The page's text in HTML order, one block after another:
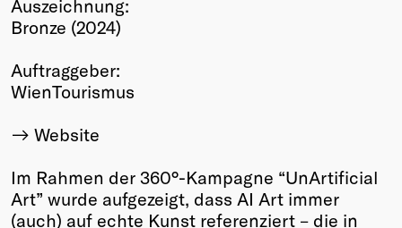
Winners
Past
Annual
Auszeichnung:
Bronze (2024)
Auftraggeber:
WienTourismus
Website
Im Rahmen der 360°-Kampagne “UnArtificial
Art” wurde aufgezeigt, dass AI Art immer
(auch) auf echte Kunst referenziert – die in